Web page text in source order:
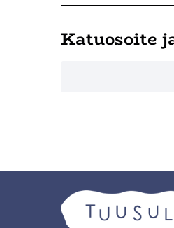
Katuosoite